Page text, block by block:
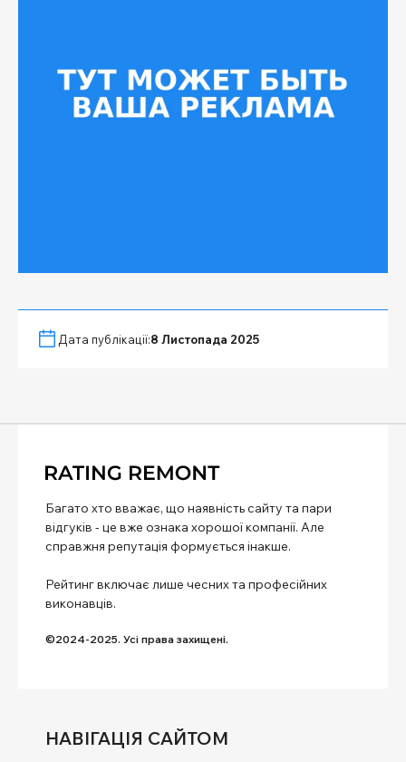
Дата публікації:8 Листопада 2025
Багато хто вважає, що наявність сайту та пари
відгуків - це вже ознака хорошої компанії. Але
справжня репутація формується інакше.
Рейтинг включає лише чесних та професійних
виконавців.
©2024-2025. Усі права захищені.
НАВІГАЦІЯ САЙТОМ